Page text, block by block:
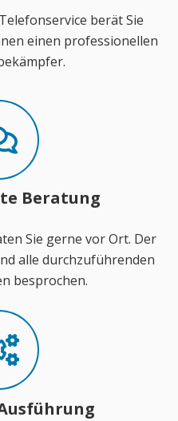
berät Sie
einen professionellen
Beratung
Sie gerne vor Ort. Der
alle durchzuführenden
besprochen.